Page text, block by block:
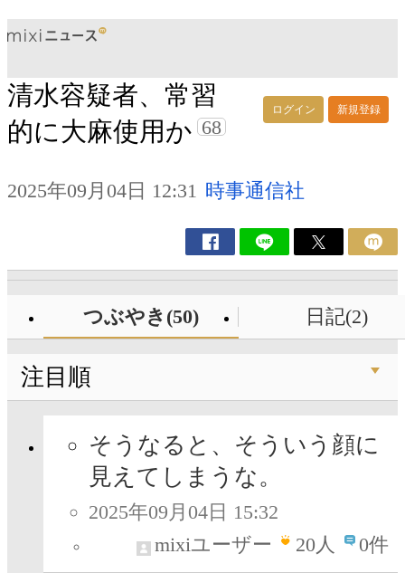
ログイン 新規登録
清水容疑者、常習
的に大麻使用か 68
2025年09月04日 12:31 時事通信社
つぶやき(50) 日記(2)
注目順
そうなると、そういう顔に
見えてしまうな。
2025年09月04日 15:32
mixiユーザー
20人 0件